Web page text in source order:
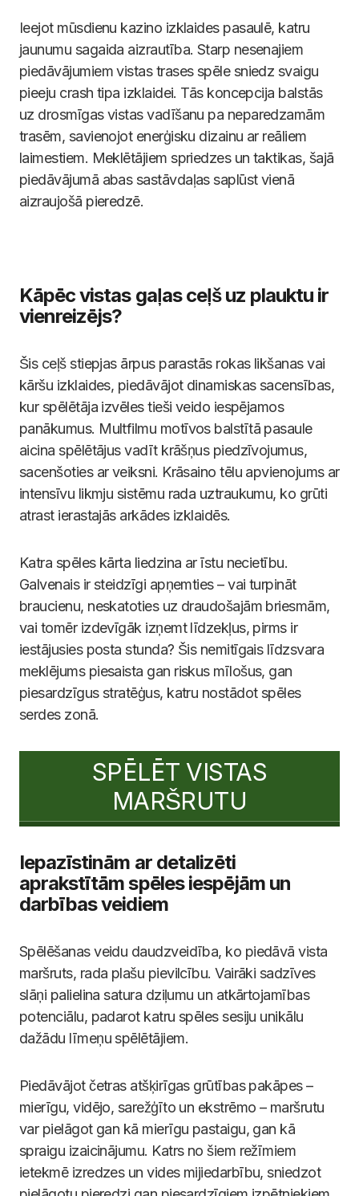
Ieejot mūsdienu kazino izklaides pasaulē, katru
jaunumu sagaida aizrautība. Starp nesenajiem
piedāvājumiem vistas trases spēle sniedz svaigu
pieeju crash tipa izklaidei. Tās koncepcija balstās
uz drosmīgas vistas vadīšanu pa neparedzamām
trasēm, savienojot enerģisku dizainu ar reāliem
laimestiem. Meklētājiem spriedzes un taktikas, šajā
piedāvājumā abas sastāvdaļas saplūst vienā
aizraujošā pieredzē.
Kāpēc vistas gaļas ceļš uz plauktu ir
vienreizējs?
Šis ceļš stiepjas ārpus parastās rokas likšanas vai
kāršu izklaides, piedāvājot dinamiskas sacensības,
kur spēlētāja izvēles tieši veido iespējamos
panākumus. Multfilmu motīvos balstītā pasaule
aicina spēlētājus vadīt krāšņus piedzīvojumus,
sacenšoties ar veiksni. Krāsaino tēlu apvienojums ar
intensīvu likmju sistēmu rada uztraukumu, ko grūti
atrast ierastajās arkādes izklaidēs.
Katra spēles kārta liedzina ar īstu necietību.
Galvenais ir steidzīgi apņemties – vai turpināt
braucienu, neskatoties uz draudošajām briesmām,
vai tomēr izdevīgāk izņemt līdzekļus, pirms ir
iestājusies posta stunda? Šis nemitīgais līdzsvara
meklējums piesaista gan riskus mīlošus, gan
piesardzīgus stratēģus, katru nostādot spēles
serdes zonā.
SPĒLĒT VISTAS
MARŠRUTU
Iepazīstinām ar detalizēti
aprakstītām spēles iespējām un
darbības veidiem
Spēlēšanas veidu daudzveidība, ko piedāvā vista
maršruts, rada plašu pievilcību. Vairāki sadzīves
slāņi palielina satura dziļumu un atkārtojamības
potenciālu, padarot katru spēles sesiju unikālu
dažādu līmeņu spēlētājiem.
Piedāvājot četras atšķirīgas grūtības pakāpes –
mierīgu, vidējo, sarežģīto un ekstrēmo – maršrutu
var pielāgot gan kā mierīgu pastaigu, gan kā
spraigu izaicinājumu. Katrs no šiem režīmiem
ietekmē izredzes un vides mijiedarbību, sniedzot